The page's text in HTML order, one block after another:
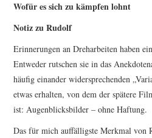
Wofür es sich zu kämpfen lohnt
Notiz zu Rudolf
Erinnerungen an Dreharbeiten haben
Entweder rutschen sie in das
häufig einander widersprechenden
etwas erhalten, von dem der spätere
ist: Augenblicksbilder – ohne Haftung.
Das für mich auffälligste Merkmal von